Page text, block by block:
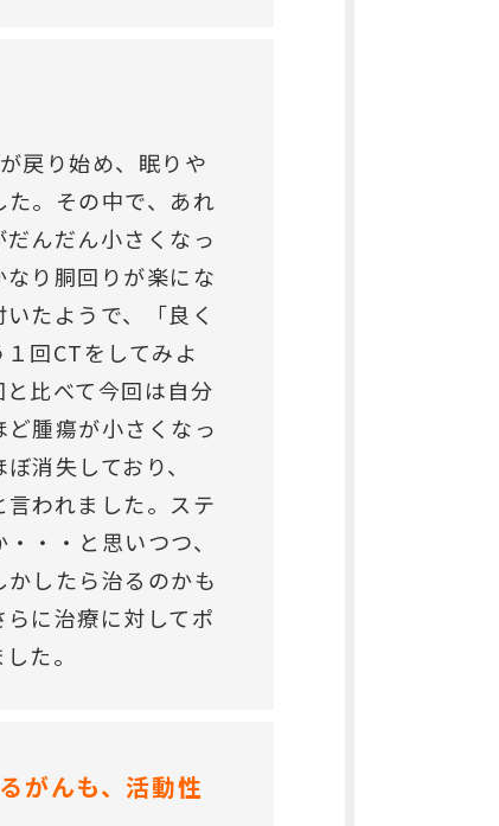
戻り始め、眠りや
。その中で、あれ
んだん小さくなっ
り胴回りが楽にな
たようで、「良く
回CTをしてみよ
比べて今回は自分
腫瘍が小さくなっ
消失しており、
われました。ステ
・・と思いつつ、
したら治るのかも
に治療に対してポ
た。
がんも、活動性